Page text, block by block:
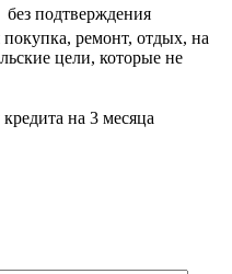
без подтверждения
ремонт, отдых, на
цели, которые не
на 3 месяца